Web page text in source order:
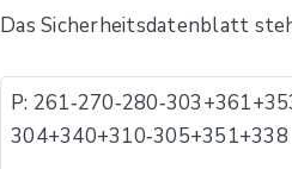
Das Sicherheitsdatenblatt
P:
304+340+310​‐​305+351+338